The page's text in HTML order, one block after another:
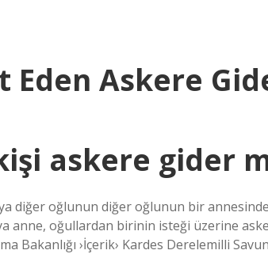
Eden Askere
askere gider
diğer oğlunun diğer oğlunun bir
anne, oğullardan birinin isteği üzerine
Bakanlığı ›İçerik› Kardes Derelemilli